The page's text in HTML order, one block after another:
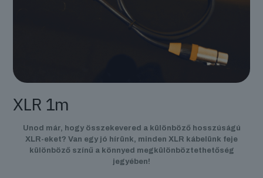
XLR 1m
Unod már, hogy összekevered a különböző hosszúságú
XLR-eket? Van egy jó hírünk, minden XLR kábelünk feje
különböző színű a könnyed megkülönböztethetőség
jegyében!